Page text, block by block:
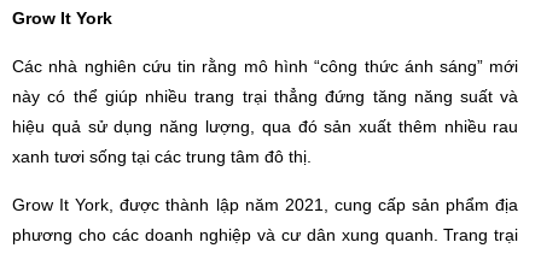
Grow It York
Các nhà nghiên cứu tin rằng mô hình “công thức ánh sáng” mới
này có thể giúp nhiều trang trại thẳng đứng tăng năng suất và
hiệu quả sử dụng năng lượng, qua đó sản xuất thêm nhiều rau
xanh tươi sống tại các trung tâm đô thị.
Grow It York, được thành lập năm 2021, cung cấp sản phẩm địa
phương cho các doanh nghiệp và cư dân xung quanh. Trang trại